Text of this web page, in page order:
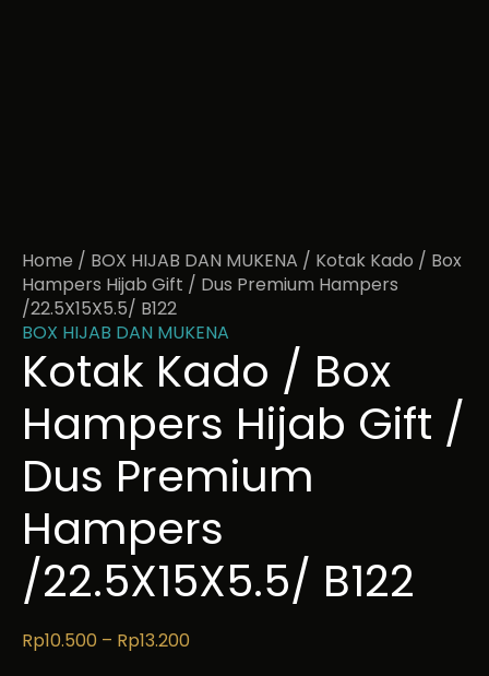
Home / BOX HIJAB DAN MUKENA / Kotak Kado / Box
Hampers Hijab Gift / Dus Premium Hampers
/22.5X15X5.5/ B122
BOX HIJAB DAN MUKENA
Kotak Kado / Box
Hampers Hijab Gift /
Dus Premium
Hampers
/22.5X15X5.5/ B122
Rp10.500 – Rp13.200